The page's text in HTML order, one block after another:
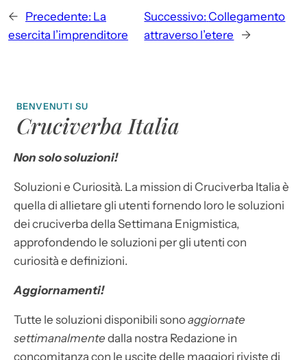
← Precedente: La
esercita l’imprenditore
Successivo: Collegamento
attraverso l’etere
→
BENVENUTI SU
Cruciverba Italia
Non solo soluzioni!
Soluzioni e Curiosità. La mission di Cruciverba Italia è
quella di allietare gli utenti fornendo loro le soluzioni
dei cruciverba della Settimana Enigmistica,
approfondendo le soluzioni per gli utenti con
curiosità e definizioni.
Aggiornamenti!
Tutte le soluzioni disponibili sonoaggiornate
settimanalmente dalla nostra Redazione in
concomitanza con le uscite delle maggiori riviste di